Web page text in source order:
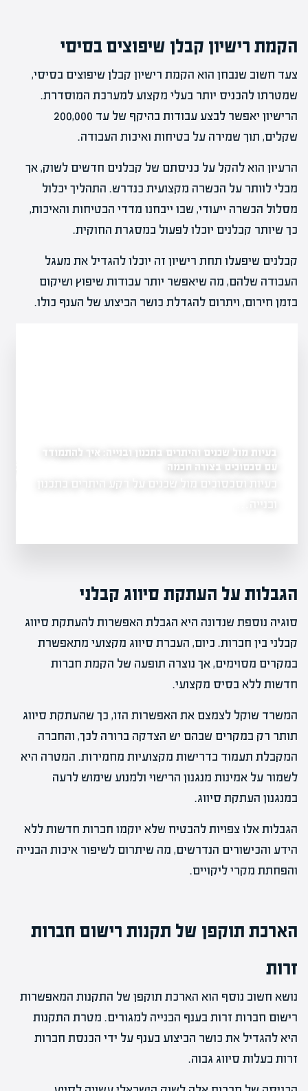
הקמת רישיון קבלן שיפוצים בסיסי
צעד חשוב שנבחן הוא הקמת רישיון קבלן שיפוצים בסיסי,
שמטרתו להכניס יותר בעלי מקצוע למערכת המוסדרת.
הרישיון יאפשר לבצע עבודות בהיקף של עד 200,000
שקלים, תוך שמירה על בטיחות ואיכות העבודה.
הרעיון הוא להקל על כניסתם של קבלנים חדשים לשוק, אך
מבלי לוותר על הכשרה מקצועית כנדרש. התהליך יכלול
מסלול הכשרה ייעודי, שבו ייבחנו מדדי הבטיחות והאיכות,
כך שיותר קבלנים יוכלו לפעול במסגרת החוקית.
קבלנים שיפעלו תחת רישיון זה יוכלו להגדיל את מעגל
העבודה שלהם, מה שיאפשר יותר עבודות שיפוץ ושיקום
בזמן חירום, ויתרום להגדלת כושר הביצוע של הענף כולו.
בעיות מול שכנים והיתרים בתכנון ובנייה: איך להתמודד
עם סכסוכים בצורה חכמה
בעיות וסכסוכים מול שכנים על רקע היתרים בתכנוןשינוי ייעוד
הגבלות על העתקת סיווג קבלני
סוגיה נוספת שנדונה היא הגבלת האפשרות להעתקת סיווג
קבלני בין חברות. כיום, העברת סיווג מקצועי מתאפשרת
במקרים מסוימים, אך נוצרה תופעה של הקמת חברות
חדשות ללא בסיס מקצועי.
המשרד שוקל לצמצם את האפשרות הזו, כך שהעתקת סיווג
תותר רק במקרים שבהם יש הצדקה ברורה לכך, והחברה
המקבלת תעמוד בדרישות מקצועיות מחמירות. המטרה היא
לשמור על אמינות מנגנון הרישוי ולמנוע שימוש לרעה
במנגנון העתקת סיווג.
הגבלות אלו צפויות להבטיח שלא יוקמו חברות חדשות ללא
הידע והכישורים הנדרשים, מה שיתרום לשיפור איכות הבנייה
והפחתת מקרי ליקויים.
הארכת תוקפן של תקנות רישום חברות
זרות
נושא חשוב נוסף הוא הארכת תוקפן של התקנות המאפשרות
רישום חברות זרות בענף הבנייה למגורים. מטרת התקנות
היא להגדיל את כושר הביצוע בענף על ידי הכנסת חברות
זרות בעלות סיווג גבוה.